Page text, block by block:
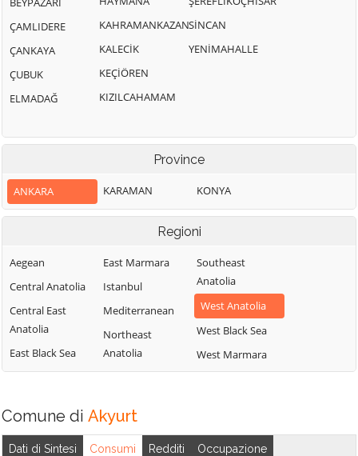
ÇAMLIDERE
ÇANKAYA
ÇUBUK
ELMADAĞ
KAHRAMANKAZAN
KALECİK
KEÇİÖREN
KIZILCAHAMAM
SİNCAN
YENİMAHALLE
Province
ANKARA KARAMAN KONYA
Regioni
Aegean
Central Anatolia
Central East
Anatolia
East Black Sea
East Marmara
Istanbul
Mediterranean
Northeast
Anatolia
Southeast
Anatolia
West Anatolia
West Black Sea
West Marmara
Comune di Akyurt
Dati di Sintesi Consumi Redditi Occupazione